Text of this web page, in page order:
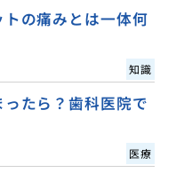
の痛みとは一体何
知識
たら？歯科医院で
医療